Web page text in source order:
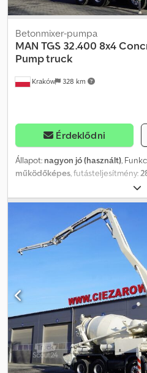
Kraków 328 km
Betonmixer-pumpa
MAN TGS 32.400 8x4
Pump truck
Érdeklődni
Állapot: nagyon jó (használt),
működőképes, futásteljesítmény:
, üzemanyagtípus:
szín:fehér, vezetőfülke:nappali
, Gyártási év:
Felszereltség:Tachográf,
TGS 32.400 8×4 betonkeverő
18 méter 2008 Futott 280 ezer km
Rugós felfüggesztés Gumik
21-3,67 0 18m Gyártási év 2008 A
manuálisan vezérelhető
!!! Manuális váltó Légkondicionáló
Dcedpfjzrw Tcsx Af Rjk Rádió
állapot